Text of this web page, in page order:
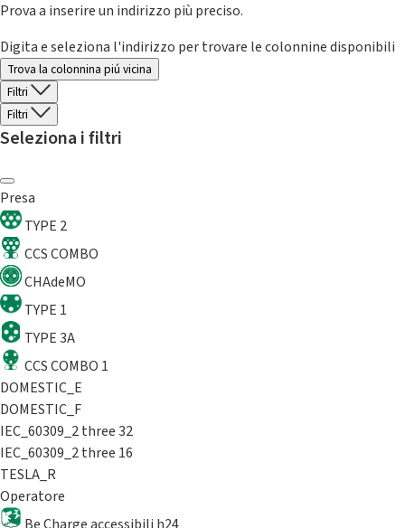
Prova a inserire un indirizzo più preciso.
Digita e seleziona l'indirizzo per trovare le colonnine disponibili
Trova la colonnina piú vicina
Filtri
Filtri
Seleziona i filtri
Presa
TYPE 2
CCS COMBO
CHAdeMO
TYPE 1
TYPE 3A
CCS COMBO 1
DOMESTIC_E
DOMESTIC_F
IEC_60309_2 three 32
IEC_60309_2 three 16
TESLA_R
Operatore